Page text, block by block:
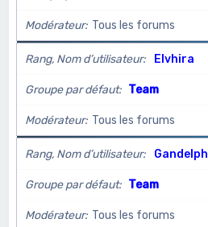
Modérateur Tous les forums
Rang, Nom d’utilisateur Elvhira
Groupe par défaut Team
Modérateur Tous les forums
Rang, Nom d’utilisateur Gandelph
Groupe par défaut Team
Modérateur Tous les forums